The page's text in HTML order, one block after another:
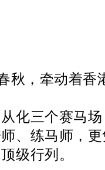
秋，牵动着香
化三个赛马
、练马师，
级行列。